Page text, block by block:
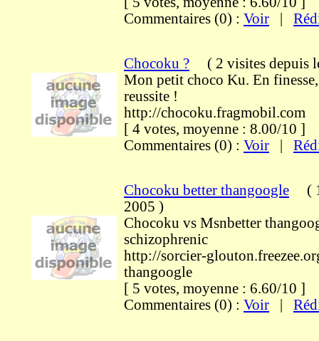
Commentaires (0) : Voir
Chocoku ? ( 2 visites depuis
Mon petit choco Ku. En finesse,
reussite !
http://chocoku.fragmobil.com
[ 4 votes, moyenne : 8.00/10
Commentaires (0) : Voir
Chocoku better thangoogle (
2005 )
Chocoku vs Msnbetter
schizophrenic
http://sorcier-
thangoogle
[ 5 votes, moyenne : 6.60/10
Commentaires (0) : Voir